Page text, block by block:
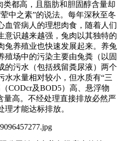
类都高，且脂肪和胆固醇含量却
中之素”的说法。每年深秋至冬
血管病人的理想肉食，随着人们
意识越来越强，兔肉以其独特的
兔养殖业也快速发展起来。养兔
殖场中的污染主要由兔粪（以固
的污水（包括残留粪尿液）两个
水水量相对较小，但水质有“三
CODcr及BOD5）高、悬浮物
高。不经处理直接排放必然严
才能达标排放。